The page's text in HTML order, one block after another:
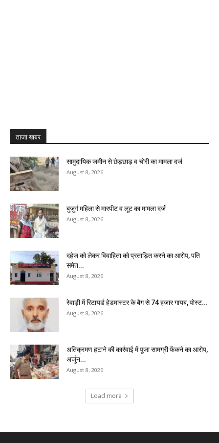
ताजा खबर
सामुदायिक जमीन से छेड़छाड़ व चोरी का मामला दर्ज
August 8, 2026
बुजुर्ग महिला से मारपीट व लूट का मामला दर्ज
August 8, 2026
दहेज को लेकर विवाहिता को प्रताड़ित करने का आरोप, पति
समेत...
August 8, 2026
रेवाड़ी में रिटायर्ड हेडमास्टर के बैग से ₹74 हजार गायब, पोस्ट...
August 8, 2026
अतिक्रमण हटाने की कार्रवाई में पूजा सामग्री फेंकने का आरोप,
अर्जुन...
August 8, 2026
Load more